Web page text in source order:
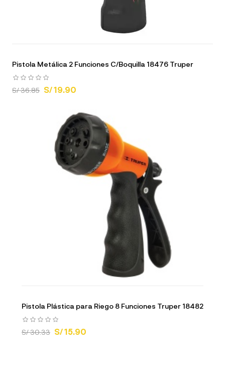
Pistola Metálica 2 Funciones C/Boquilla 18476 Truper
S/ 36.85 S/ 19.90
Pistola Plástica para Riego 8 Funciones Truper 18482
S/ 30.33 S/ 15.90